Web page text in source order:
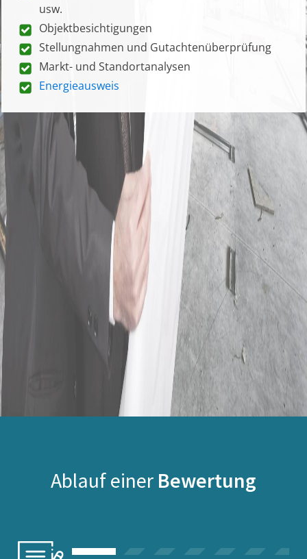
usw.
Objektbesichtigungen
Stellungnahmen und Gutachtenüberprüfung
Markt- und Standortanalysen
Energieausweis
Ablauf einer Bewertung